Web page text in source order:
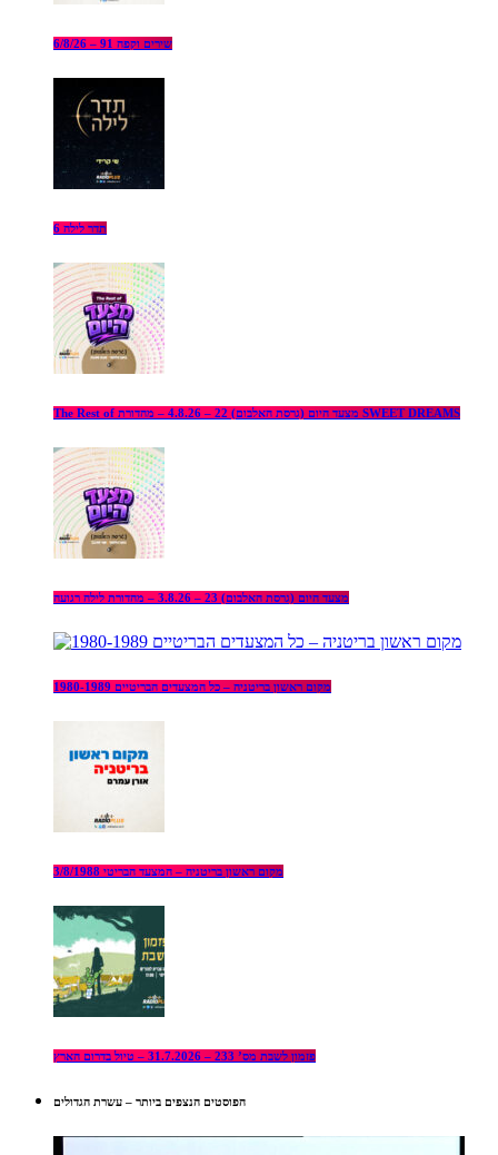
שירים וקפה 91 – 6/8/26
תדר לילה 6
The Rest of מצעד היום (גרסת האלבום) 22 – 4.8.26 – מהדורת SWEET DREAMS
מצעד היום (גרסת האלבום) 23 – 3.8.26 – מהדורת לילה רגועה
מקום ראשון בריטניה – כל המצעדים הבריטיים 1980-1989
מקום ראשון בריטניה – המצעד הבריטי 3/8/1988
פזמון לשבת מס’ 233 – 31.7.2026 – טיול בדרום הארץ
הפוסטים הנצפים ביותר – עשרת הגדולים